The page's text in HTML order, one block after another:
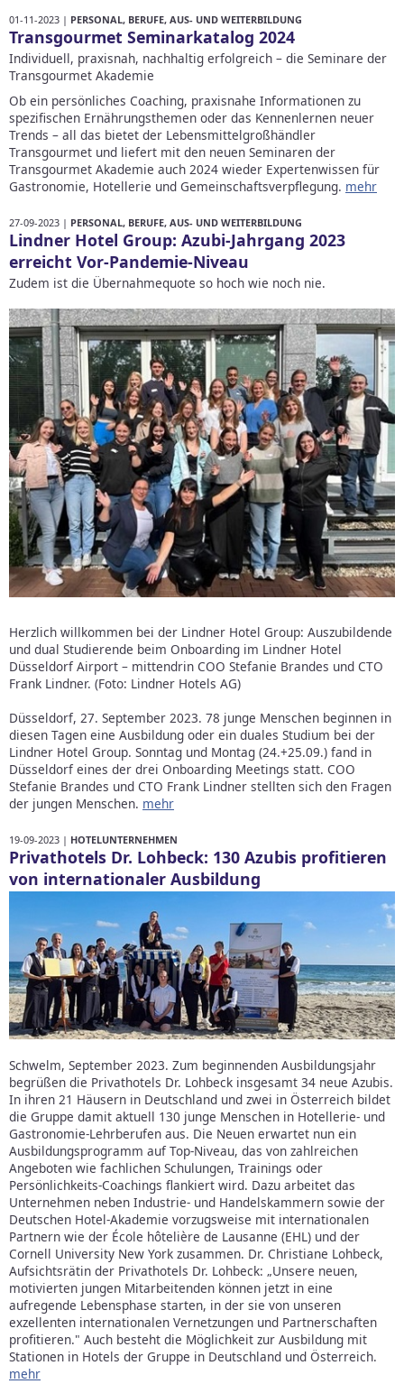
01-11-2023 | PERSONAL, BERUFE, AUS- UND WEITERBILDUNG
Transgourmet Seminarkatalog 2024
Individuell, praxisnah, nachhaltig erfolgreich – die Seminare der
Transgourmet Akademie
Ob ein persönliches Coaching, praxisnahe Informationen zu
spezifischen Ernährungsthemen oder das Kennenlernen neuer
Trends – all das bietet der Lebensmittelgroßhändler
Transgourmet und liefert mit den neuen Seminaren der
Transgourmet Akademie auch 2024 wieder Expertenwissen für
Gastronomie, Hotellerie und Gemeinschaftsverpflegung. mehr
27-09-2023 | PERSONAL, BERUFE, AUS- UND WEITERBILDUNG
Lindner Hotel Group: Azubi-Jahrgang 2023
erreicht Vor-Pandemie-Niveau
Zudem ist die Übernahmequote so hoch wie noch nie.
Herzlich willkommen bei der Lindner Hotel Group: Auszubildende
und dual Studierende beim Onboarding im Lindner Hotel
Düsseldorf Airport – mittendrin COO Stefanie Brandes und CTO
Frank Lindner. (Foto: Lindner Hotels AG)
Düsseldorf, 27. September 2023. 78 junge Menschen beginnen in
diesen Tagen eine Ausbildung oder ein duales Studium bei der
Lindner Hotel Group. Sonntag und Montag (24.+25.09.) fand in
Düsseldorf eines der drei Onboarding Meetings statt. COO
Stefanie Brandes und CTO Frank Lindner stellten sich den Fragen
der jungen Menschen. mehr
19-09-2023 | HOTELUNTERNEHMEN
Privathotels Dr. Lohbeck: 130 Azubis profitieren
von internationaler Ausbildung
Schwelm, September 2023. Zum beginnenden Ausbildungsjahr
begrüßen die Privathotels Dr. Lohbeck insgesamt 34 neue Azubis.
In ihren 21 Häusern in Deutschland und zwei in Österreich bildet
die Gruppe damit aktuell 130 junge Menschen in Hotellerie- und
Gastronomie-Lehrberufen aus. Die Neuen erwartet nun ein
Ausbildungsprogramm auf Top-Niveau, das von zahlreichen
Angeboten wie fachlichen Schulungen, Trainings oder
Persönlichkeits-Coachings flankiert wird. Dazu arbeitet das
Unternehmen neben Industrie- und Handelskammern sowie der
Deutschen Hotel-Akademie vorzugsweise mit internationalen
Partnern wie der École hôtelière de Lausanne (EHL) und der
Cornell University New York zusammen. Dr. Christiane Lohbeck,
Aufsichtsrätin der Privathotels Dr. Lohbeck: „Unsere neuen,
motivierten jungen Mitarbeitenden können jetzt in eine
aufregende Lebensphase starten, in der sie von unseren
exzellenten internationalen Vernetzungen und Partnerschaften
profitieren." Auch besteht die Möglichkeit zur Ausbildung mit
Stationen in Hotels der Gruppe in Deutschland und Österreich.
mehr